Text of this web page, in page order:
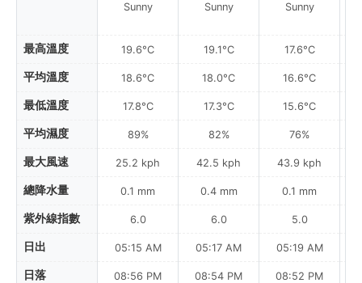
最高溫度
平均溫度
最低溫度
平均濕度
最大風速
總降水量
紫外線指數
日出
日落
Sunny
19.6°C
18.6°C
17.8°C
89%
25.2 kph
0.1 mm
6.0
05:15 AM
08:56 PM
Sunny
19.1°C
18.0°C
17.3°C
82%
42.5 kph
0.4 mm
6.0
05:17 AM
08:54 PM
Sunny
17.6°C
16.6°C
15.6°C
76%
43.9 kph
0.1 mm
5.0
05:19 AM
08:52 PM